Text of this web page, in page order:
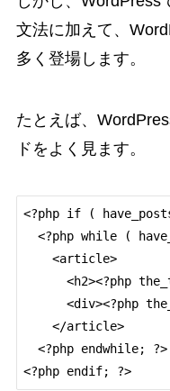
文法に加えて、
多く登場します。
たとえば、
ドをよく見ます。
<?php if (
<?php endif; ?>